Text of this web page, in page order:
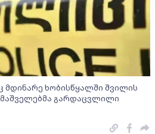
ხობისწყალში შვილის
გარდაცვლილი